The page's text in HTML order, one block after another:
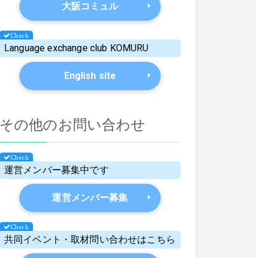
大阪コミュル
Language exchange club KOMURU
English site
その他のお問い合わせ
運営メンバー募集中です
運営メンバー募集
共同イベント・取材問い合わせはこちら